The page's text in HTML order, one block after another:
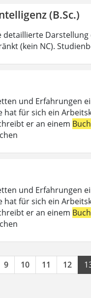
(B.Sc.)
detaillierte
(kein NC).
und Erfahrungen
hat für sich ein
er an einem Buch
und Erfahrungen
hat für sich ein
er an einem Buch
9 10 11 12